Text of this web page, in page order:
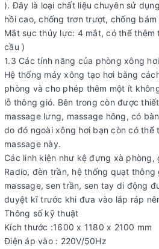
). Đây là loại chất liệu chuyên sử
hồi cao, chống trơn trượt, chống
Mắt sục thủy lực: 4 mắt, có thể thêm
cầu )
1.3 Các tính năng của phòng xông
Hệ thống máy xông tạo hơi bằng
phòng và cho phép thêm một ít
lỗ thông gió. Bên trong còn được
massage lưng, massage hông, có
do đó ngoài xông hơi bạn còn có thể
massage này.
Các linh kiện như kệ đựng xà phòng,
Radio, đèn trần, hệ thống quạt thông
massage, sen trần, sen tay di động
duyệt kĩ trước khi đưa vào lắp ráp
Thông số kỹ thuật
Kích thước :1600 x 1180 x 2100 mm
Điện áp vào : 220V/50Hz